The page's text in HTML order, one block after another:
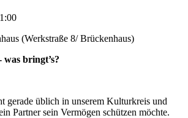
(Werkstraße 8/ Brückenhaus)
bringt’s?
gerade üblich in unserem Kulturkreis und
Partner sein Vermögen schützen möchte.